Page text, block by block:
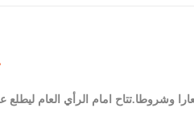
وشروطا.تتاح امام الرأي العام ليطلع